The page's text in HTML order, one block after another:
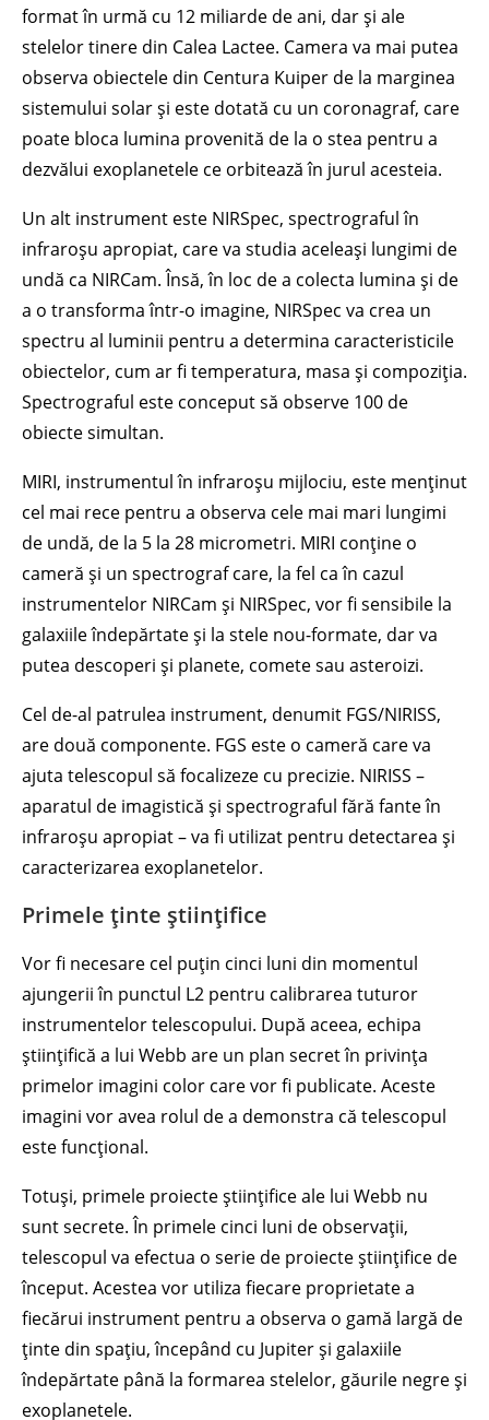
format în urmă cu 12 miliarde de ani, dar și ale
stelelor tinere din Calea Lactee. Camera va mai putea
observa obiectele din Centura Kuiper de la marginea
sistemului solar și este dotată cu un coronagraf, care
poate bloca lumina provenită de la o stea pentru a
dezvălui exoplanetele ce orbitează în jurul acesteia.
Un alt instrument este NIRSpec, spectrograful în
infraroșu apropiat, care va studia aceleași lungimi de
undă ca NIRCam. Însă, în loc de a colecta lumina și de
a o transforma într-o imagine, NIRSpec va crea un
spectru al luminii pentru a determina caracteristicile
obiectelor, cum ar fi temperatura, masa și compoziția.
Spectrograful este conceput să observe 100 de
obiecte simultan.
MIRI, instrumentul în infraroșu mijlociu, este menținut
cel mai rece pentru a observa cele mai mari lungimi
de undă, de la 5 la 28 micrometri. MIRI conține o
cameră și un spectrograf care, la fel ca în cazul
instrumentelor NIRCam și NIRSpec, vor fi sensibile la
galaxiile îndepărtate și la stele nou-formate, dar va
putea descoperi și planete, comete sau asteroizi.
Cel de-al patrulea instrument, denumit FGS/NIRISS,
are două componente. FGS este o cameră care va
ajuta telescopul să focalizeze cu precizie. NIRISS –
aparatul de imagistică și spectrograful fără fante în
infraroșu apropiat – va fi utilizat pentru detectarea și
caracterizarea exoplanetelor.
Primele ținte științifice
Vor fi necesare cel puțin cinci luni din momentul
ajungerii în punctul L2 pentru calibrarea tuturor
instrumentelor telescopului. După aceea, echipa
științifică a lui Webb are un plan secret în privința
primelor imagini color care vor fi publicate. Aceste
imagini vor avea rolul de a demonstra că telescopul
este funcțional.
Totuși, primele proiecte științifice ale lui Webb nu
sunt secrete. În primele cinci luni de observații,
telescopul va efectua o serie de proiecte științifice de
început. Acestea vor utiliza fiecare proprietate a
fiecărui instrument pentru a observa o gamă largă de
ținte din spațiu, începând cu Jupiter și galaxiile
îndepărtate până la formarea stelelor, găurile negre și
exoplanetele.